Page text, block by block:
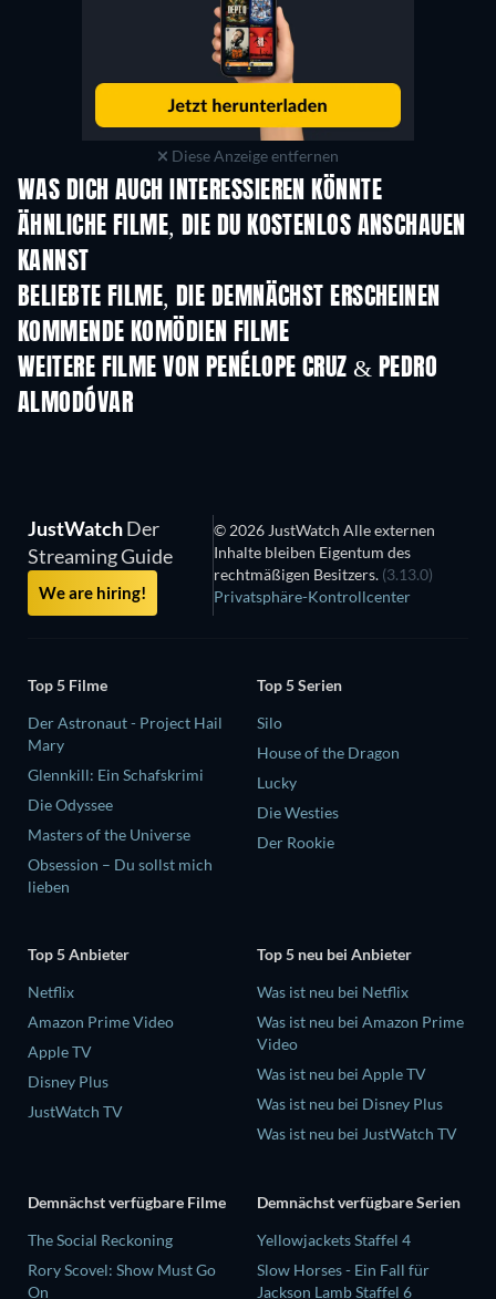
Diese Anzeige entfernen
WAS DICH AUCH INTERESSIEREN KÖNNTE
ÄHNLICHE FILME, DIE DU KOSTENLOS ANSCHAUEN
KANNST
BELIEBTE FILME, DIE DEMNÄCHST ERSCHEINEN
KOMMENDE KOMÖDIEN FILME
WEITERE FILME VON PENÉLOPE CRUZ & PEDRO
ALMODÓVAR
JustWatchDer
Streaming Guide
We are hiring!
© 2026 JustWatch Alle externen
Inhalte bleiben Eigentum des
rechtmäßigen Besitzers. (3.13.0)
Privatsphäre-Kontrollcenter
Top 5 Filme
Der Astronaut - Project Hail
Mary
Glennkill: Ein Schafskrimi
Die Odyssee
Masters of the Universe
Obsession – Du sollst mich
lieben
Top 5 Serien
Silo
House of the Dragon
Lucky
Die Westies
Der Rookie
Top 5 Anbieter
Netflix
Amazon Prime Video
Apple TV
Disney Plus
JustWatch TV
Top 5 neu bei Anbieter
Was ist neu bei Netflix
Was ist neu bei Amazon Prime
Video
Was ist neu bei Apple TV
Was ist neu bei Disney Plus
Was ist neu bei JustWatch TV
Demnächst verfügbare Filme
The Social Reckoning
Rory Scovel: Show Must Go
On
Demnächst verfügbare Serien
Yellowjackets Staffel 4
Slow Horses - Ein Fall für
Jackson Lamb Staffel 6